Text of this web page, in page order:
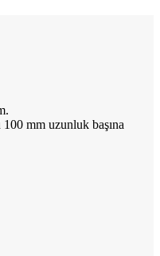
mm uzunluk başına